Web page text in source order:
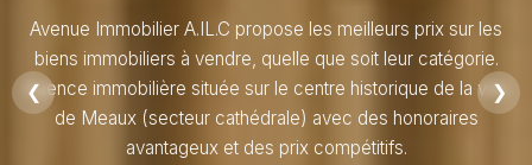
❮ ❯
Avenue Immobilier A.IL.C propose les meilleurs prix sur les
biens immobiliers à vendre, quelle que soit leur catégorie.
Agence immobilière située sur le centre historique de la ville
de Meaux (secteur cathédrale) avec des honoraires
avantageux et des prix compétitifs.